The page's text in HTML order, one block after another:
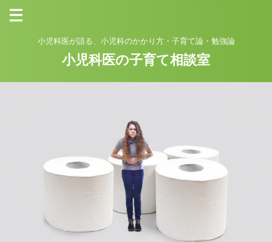
小児科医が語る、小児科のかかり方・子育て論・勉強論
小児科医の子育て相談室